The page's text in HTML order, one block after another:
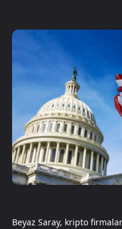
Beyaz Saray, kripto